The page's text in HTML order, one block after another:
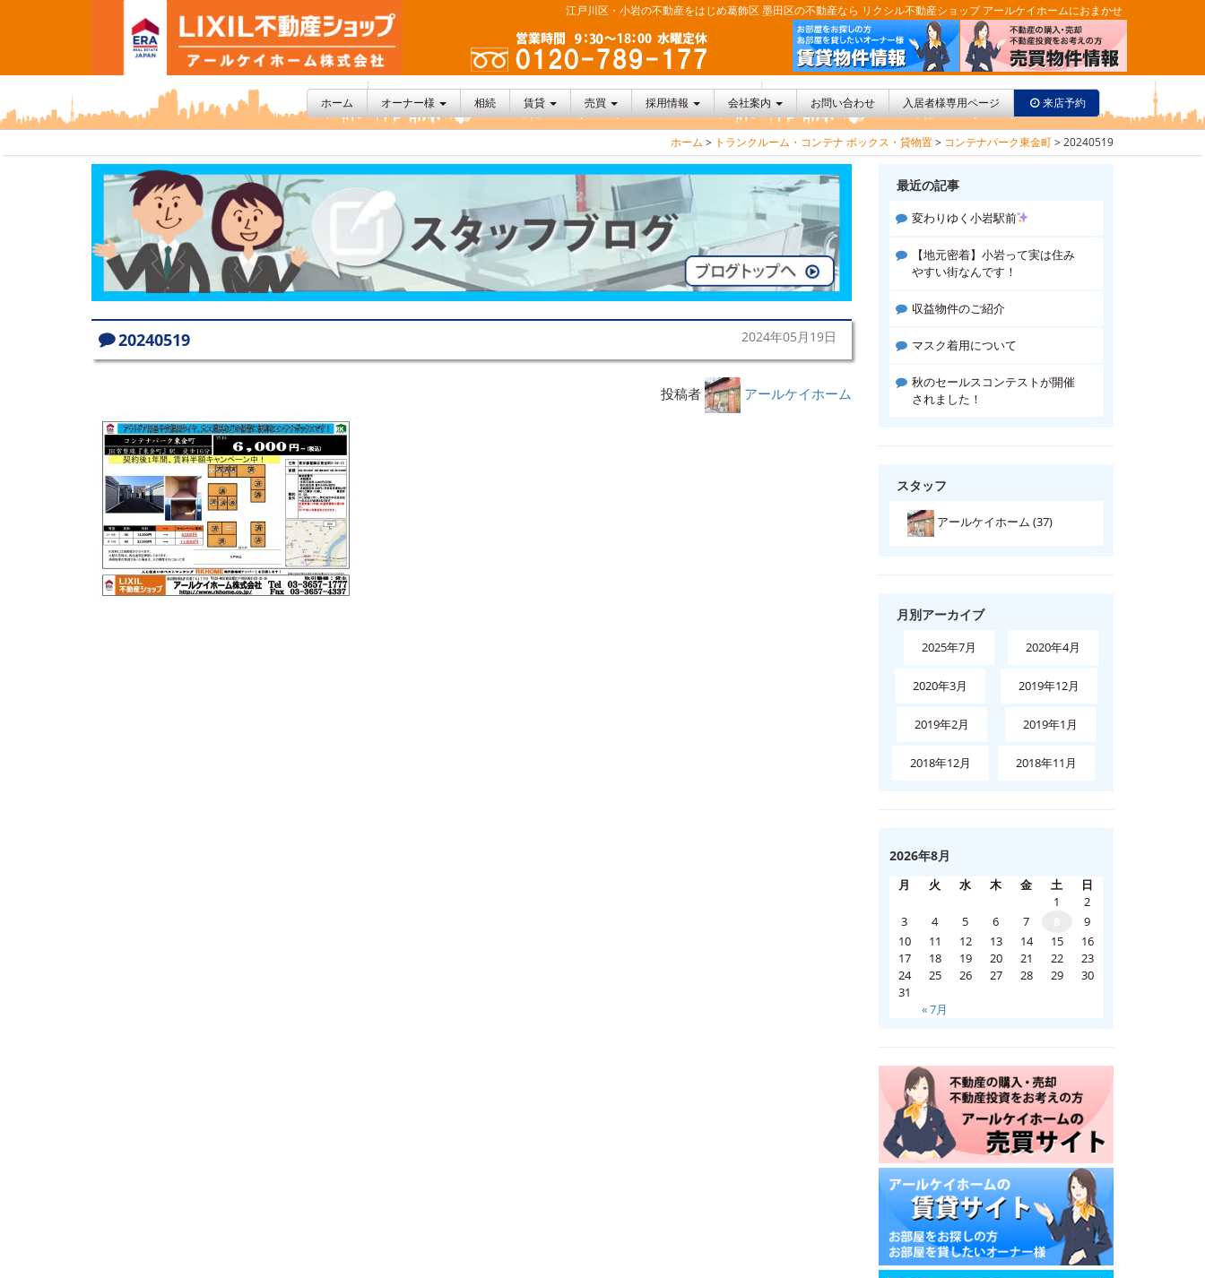
江戸川区・小岩の不動産をはじめ葛飾区 墨田区の不動産なら リクシル不動産ショップ アールケイホームにおまかせ
ホーム オーナー様 相続 賃貸 売買 採用情報 会社案内 お問い合わせ 入居者様専用ページ 来店予約
ホーム > トランクルーム・コンテナ ボックス・貸物置> コンテナパーク東金町>20240519
20240519 2024年05月19日
投稿者 アールケイホーム
最近の記事
変わりゆく小岩駅前
【地元密着】小岩って実は住み
やすい街なんです！
収益物件のご紹介
マスク着用について
秋のセールスコンテストが開催
されました！
スタッフ
アールケイホーム (37)
月別アーカイブ
2025年7月 2020年4月
2020年3月 2019年12月
2019年2月 2019年1月
2018年12月 2018年11月
2026年8月
月 火 水 木 金 土 日
« 7月
1
2
3
4 5 6 7
9
10
11 12 13 14 15
16
17
18 19 20 21 22
23
24
25 26 27 28 29
30
31